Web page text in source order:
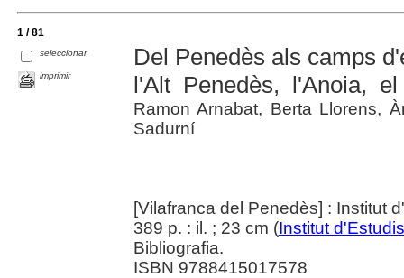
1 / 81
seleccionar
imprimir
Del Penedès als camps
l'Alt Penedès, l'Anoia,
Ramon Arnabat, Berta Llorens,
Sadurní
[Vilafranca del Penedès] : Institut
389 p. : il. ; 23 cm (Institut
Bibliografia.
ISBN 9788415017578